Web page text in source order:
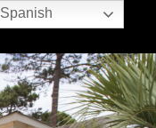
Spanish